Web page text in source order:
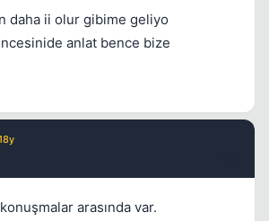
daha ii olur gibime geliyo
anlat bence bize
arasında var.